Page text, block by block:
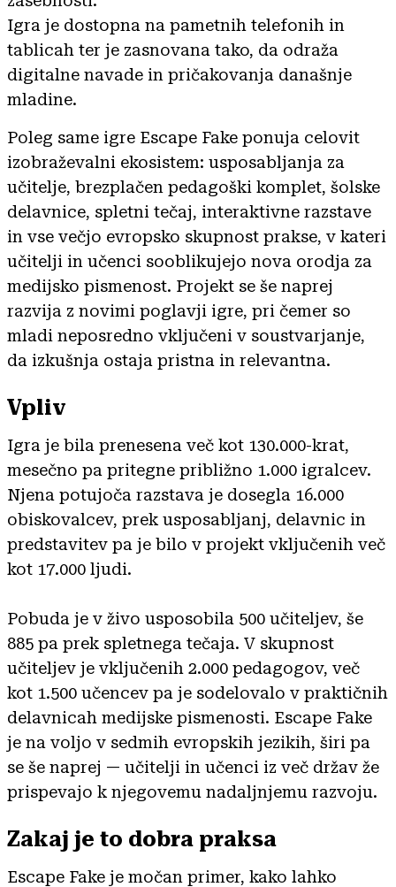
Igra je dostopna na pametnih telefonih in
tablicah ter je zasnovana tako, da odraža
digitalne navade in pričakovanja današnje
mladine.
Poleg same igre Escape Fake ponuja celovit
izobraževalni ekosistem: usposabljanja za
učitelje, brezplačen pedagoški komplet, šolske
delavnice, spletni tečaj, interaktivne razstave
in vse večjo evropsko skupnost prakse, v kateri
učitelji in učenci sooblikujejo nova orodja za
medijsko pismenost. Projekt se še naprej
razvija z novimi poglavji igre, pri čemer so
mladi neposredno vključeni v soustvarjanje,
da izkušnja ostaja pristna in relevantna.
Vpliv
Igra je bila prenesena več kot 130.000-krat,
mesečno pa pritegne približno 1.000 igralcev.
Njena potujoča razstava je dosegla 16.000
obiskovalcev, prek usposabljanj, delavnic in
predstavitev pa je bilo v projekt vključenih več
kot 17.000 ljudi.
Pobuda je v živo usposobila 500 učiteljev, še
885 pa prek spletnega tečaja. V skupnost
učiteljev je vključenih 2.000 pedagogov, več
kot 1.500 učencev pa je sodelovalo v praktičnih
delavnicah medijske pismenosti. Escape Fake
je na voljo v sedmih evropskih jezikih, širi pa
se še naprej — učitelji in učenci iz več držav že
prispevajo k njegovemu nadaljnjemu razvoju.
Zakaj je to dobra praksa
Escape Fake je močan primer, kako lahko